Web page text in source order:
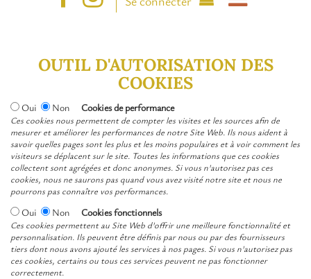
OUTIL D'AUTORISATION DES
COOKIES
Oui Non Cookies de performance
Ces cookies nous permettent de compter les visites et les sources afin de
mesurer et améliorer les performances de notre Site Web. Ils nous aident à
savoir quelles pages sont les plus et les moins populaires et à voir comment les
visiteurs se déplacent sur le site. Toutes les informations que ces cookies
collectent sont agrégées et donc anonymes. Si vous n'autorisez pas ces
cookies, nous ne saurons pas quand vous avez visité notre site et nous ne
pourrons pas connaître vos performances.
Oui Non Cookies fonctionnels
Ces cookies permettent au Site Web d'offrir une meilleure fonctionnalité et
personnalisation. Ils peuvent être définis par nous ou par des fournisseurs
tiers dont nous avons ajouté les services à nos pages. Si vous n'autorisez pas
ces cookies, certains ou tous ces services peuvent ne pas fonctionner
correctement.